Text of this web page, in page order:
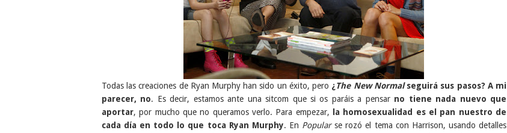
Todas las creaciones de Ryan Murphy han sido un éxito, pero ¿ The New Normalseguirá sus pasos? A mi
parecer, no. Es decir, estamos ante una sitcom que si os paráis a pensar no tiene nada nuevo que
aportar, por mucho que no queramos verlo. Para empezar,
la homosexualidad es el pan nuestro de
cada día en todo lo que toca Ryan Murphy. En Popularse rozó el tema con Harrison, usando detalles